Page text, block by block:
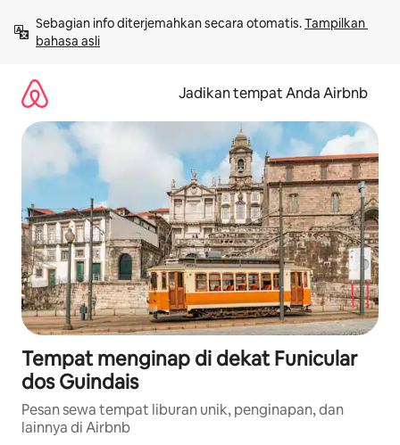
langsung
lihat
Sebagian info diterjemahkan secara otomatis. Tampilkan
bahasa asli
Jadikan tempat Anda Airbnb
Tempat menginap di dekat Funicular
dos Guindais
Pesan sewa tempat liburan unik, penginapan, dan
lainnya di Airbnb